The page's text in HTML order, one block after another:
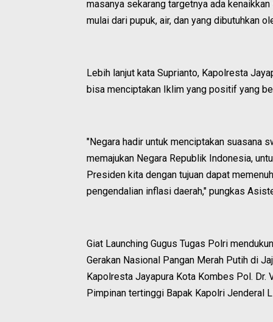
masanya sekarang targetnya ada
mulai dari pupuk, air, dan yang dibutuhkan
Lebih lanjut kata Suprianto, Kapolresta
bisa menciptakan Iklim yang positif yang
"Negara hadir untuk menciptakan suasana
memajukan Negara Republik Indonesia,
Presiden kita dengan tujuan dapat
pengendalian inflasi daerah," pungkas
Giat Launching Gugus Tugas Polri
Gerakan Nasional Pangan Merah Putih di
Kapolresta Jayapura Kota Kombes Pol. Dr.
Pimpinan tertinggi Bapak Kapolri Jenderal